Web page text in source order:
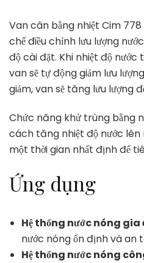
Van cân bằng nhiệt Cim
chế điều chỉnh lưu lượng
độ cài đặt. Khi nhiệt độ
van sẽ tự động giảm lưu
giảm, van sẽ tăng lưu lượng
Chức năng khử trùng bằng
cách tăng nhiệt độ nước
một thời gian nhất định để
Ứng dụng
Hệ thống nước nóng gia
nước nóng ổn định và an
Hệ thống nước nóng